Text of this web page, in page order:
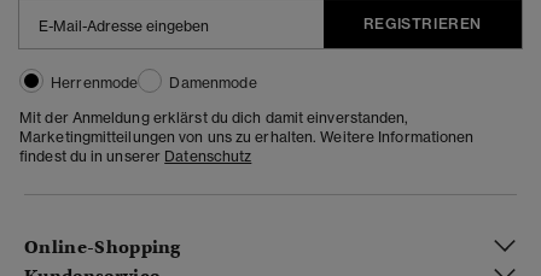
REGISTRIEREN
Herrenmode
Damenmode
Mit der Anmeldung erklärst du dich damit einverstanden,
Marketingmitteilungen von uns zu erhalten. Weitere Informationen
findest du in unserer Datenschutz
Online-Shopping